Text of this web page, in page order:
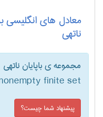
معادل های انگلیسی
ناتهی
مجموعه ی باپایان ناتهی
finite set
پیشنهاد شما چیست؟